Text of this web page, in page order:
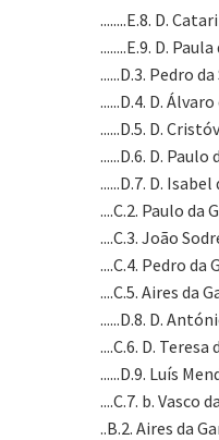
........E.8. D.
........E.9. D.
......D.3. Pedro
......D.4. D.
......D.5. D.
......D.6. D. Paulo
......D.7. D.
....C.2. Paulo da
....C.3. João
....C.4. Pedro da
....C.5. Aires da
......D.8. D.
....C.6. D.
......D.9. Luís
....C.7. b. Vasco
..B.2. Aires da